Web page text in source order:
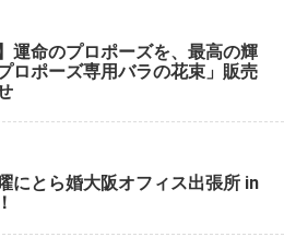
運命のプロポーズを、最高の輝
ロポーズ専用バラの花束」販売
にとら婚大阪オフィス出張所 in